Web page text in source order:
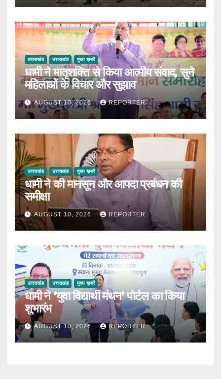
उत्तराखंड उत्तराखंड मुख्य ख़बरें
धामी ने मातृशक्ति से किया आत्मीय संवाद, सुने
महिलाओं के विचार और सुझाव
AUGUST 10, 2026 REPORTER
उत्तराखंड उत्तराखंड मुख्य ख़बरें
धामी ने की मानसून और आपदा प्रबंधन की
समीक्षा
AUGUST 10, 2026 REPORTER
उत्तराखंड उत्तराखंड मुख्य ख़बरें
धामी ने ‘युवा विद्यार्थी मंथन’ पोर्टल का किया
शुभारंभ
AUGUST 10, 2026 REPORTER